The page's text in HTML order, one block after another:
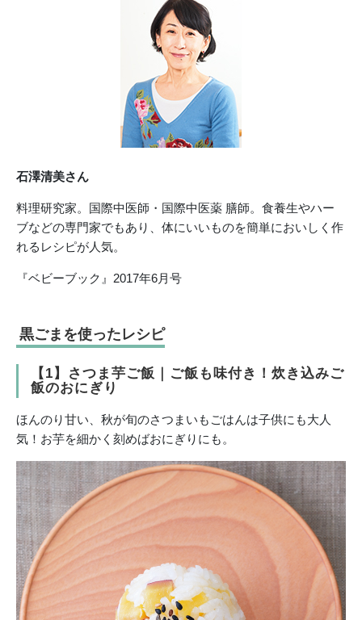
石澤清美さん
料理研究家。国際中医師・国際中医薬 膳師。食養生やハー
ブなどの専門家でもあり、体にいいものを簡単においしく作
れるレシピが人気。
『ベビーブック』2017年6月号
黒ごまを使ったレシピ
【1】さつま芋ご飯｜ご飯も味付き！炊き込みご
飯のおにぎり
ほんのり甘い、秋が旬のさつまいもごはんは子供にも大人
気！お芋を細かく刻めばおにぎりにも。